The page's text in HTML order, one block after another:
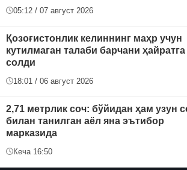
05:12 / 07 август 2026
Қозоғистонлик келиннинг маҳр учун
кутилмаган талаби барчани ҳайратга
солди
18:01 / 06 август 2026
2,71 метрлик соч: бўйидан ҳам узун
билан танилган аёл яна эътибор
марказида
Кеча 16:50